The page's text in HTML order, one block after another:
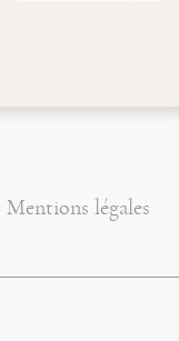
Mentions légales